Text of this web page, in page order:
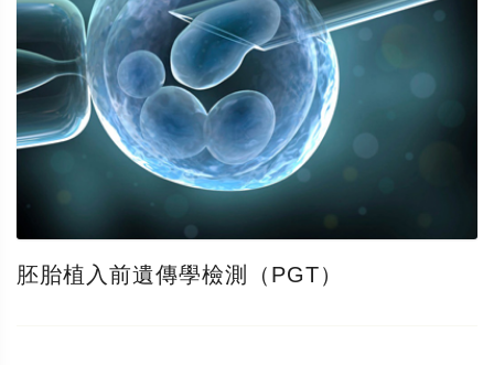
胚胎植入前遺傳學檢測（PGT）